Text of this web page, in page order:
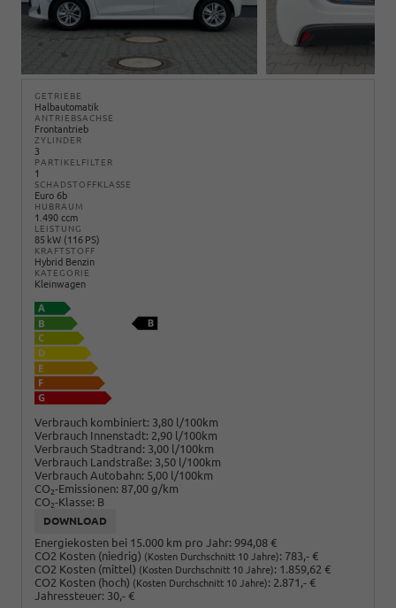
GETRIEBE
Halbautomatik
ANTRIEBSACHSE
Frontantrieb
ZYLINDER
3
PARTIKELFILTER
1
SCHADSTOFFKLASSE
Euro 6b
HUBRAUM
1.490 ccm
LEISTUNG
85 kW (116 PS)
KRAFTSTOFF
Hybrid Benzin
KATEGORIE
Kleinwagen
Verbrauch kombiniert: 3,80 l/100km
Verbrauch Innenstadt: 2,90 l/100km
Verbrauch Stadtrand: 3,00 l/100km
Verbrauch Landstraße: 3,50 l/100km
Verbrauch Autobahn: 5,00 l/100km
CO2-Emissionen: 87,00 g/km
CO2-Klasse: B
DOWNLOAD
Energiekosten bei 15.000 km pro Jahr: 994,08 €
CO2 Kosten (niedrig) (Kosten Durchschnitt 10 Jahre): 783,- €
CO2 Kosten (mittel) (Kosten Durchschnitt 10 Jahre): 1.859,62 €
CO2 Kosten (hoch) (Kosten Durchschnitt 10 Jahre): 2.871,- €
Jahressteuer: 30,- €